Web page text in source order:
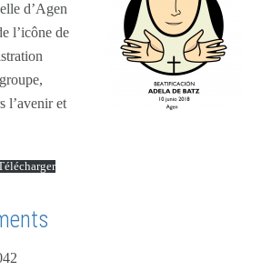
d’Agen
l’icône de
l’avenir et